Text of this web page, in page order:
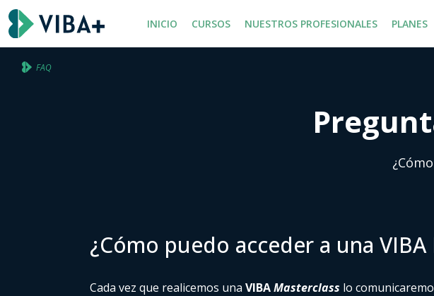
INICIO CURSOS NUESTROS PROFESIONALES PLANES
FAQ
¿Cómo puedo acceder a una VIBA
Cada vez que realicemos una VIBAMasterclass lo